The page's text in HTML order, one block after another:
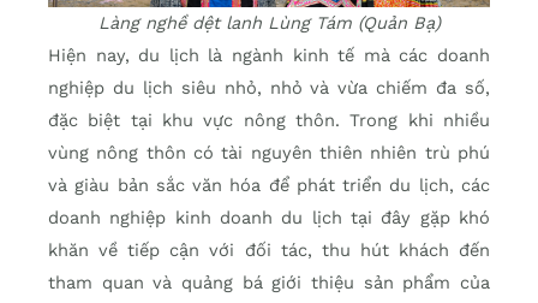
Làng nghề dệt lanh Lùng Tám (Quản Bạ)
Hiện nay, du lịch là ngành kinh tế mà các doanh
nghiệp du lịch siêu nhỏ, nhỏ và vừa chiếm đa số,
đặc biệt tại khu vực nông thôn. Trong khi nhiều
vùng nông thôn có tài nguyên thiên nhiên trù phú
và giàu bản sắc văn hóa để phát triển du lịch, các
doanh nghiệp kinh doanh du lịch tại đây gặp khó
khăn về tiếp cận với đối tác, thu hút khách đến
tham quan và quảng bá giới thiệu sản phẩm của